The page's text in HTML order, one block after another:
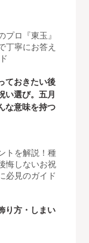
プロ『東玉』
丁寧にお答え
ておきたい後
い選び。五月
な意味を持つ
トを解説！種
悔しないお祝
必見のガイド
り方・しまい